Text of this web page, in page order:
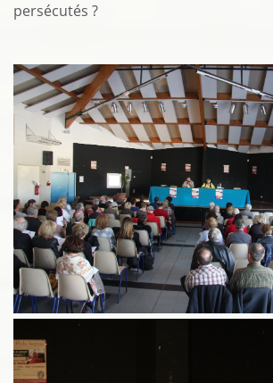
persécutés ?